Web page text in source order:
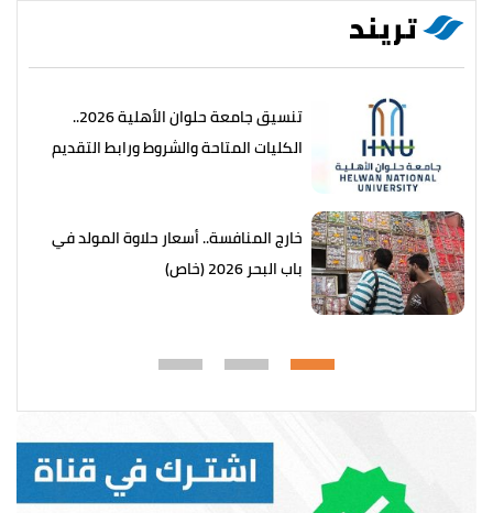
تريند
تنسيق جامعة حلوان الأهلية 2026..
الكليات المتاحة والشروط ورابط التقديم
خارج المنافسة.. أسعار حلاوة المولد في
باب البحر 2026 (خاص)